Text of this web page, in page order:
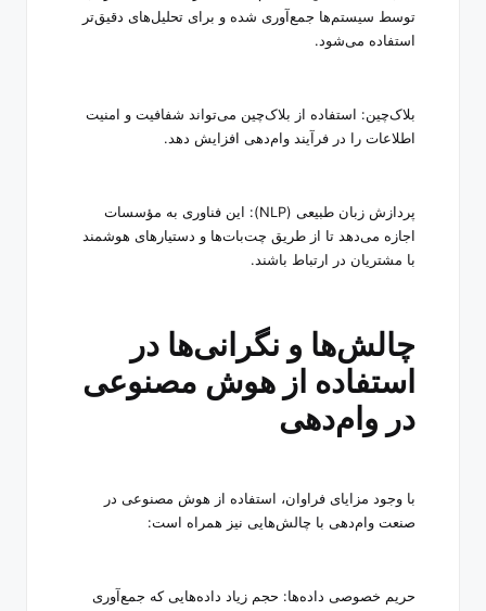
توسط سیستم‌ها جمع‌آوری شده و برای تحلیل‌های دقیق‌تر
استفاده می‌شود.
بلاک‌چین: استفاده از بلاک‌چین می‌تواند شفافیت و امنیت
اطلاعات را در فرآیند وام‌دهی افزایش دهد.
پردازش زبان طبیعی (NLP):
این فناوری به مؤسسات
اجازه می‌دهد تا از طریق چت‌بات‌ها و دستیارهای هوشمند
با مشتریان در ارتباط باشند.
چالش‌ها و نگرانی‌ها در
استفاده از هوش مصنوعی
در وام‌دهی
با وجود مزایای فراوان، استفاده از هوش مصنوعی در
صنعت وام‌دهی با چالش‌هایی نیز همراه است:
حریم خصوصی داده‌ها: حجم زیاد داده‌هایی که جمع‌آوری